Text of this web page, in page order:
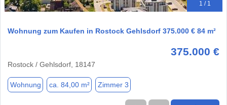
1 / 1
Wohnung zum Kaufen in Rostock Gehlsdorf 375.000 € 84 m²
375.000 €
Rostock / Gehlsdorf, 18147
Wohnung ca. 84,00 m² Zimmer 3